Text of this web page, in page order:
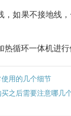
，如果不接地线
热循环一体机进
用的几个细节
之后需要注意哪几